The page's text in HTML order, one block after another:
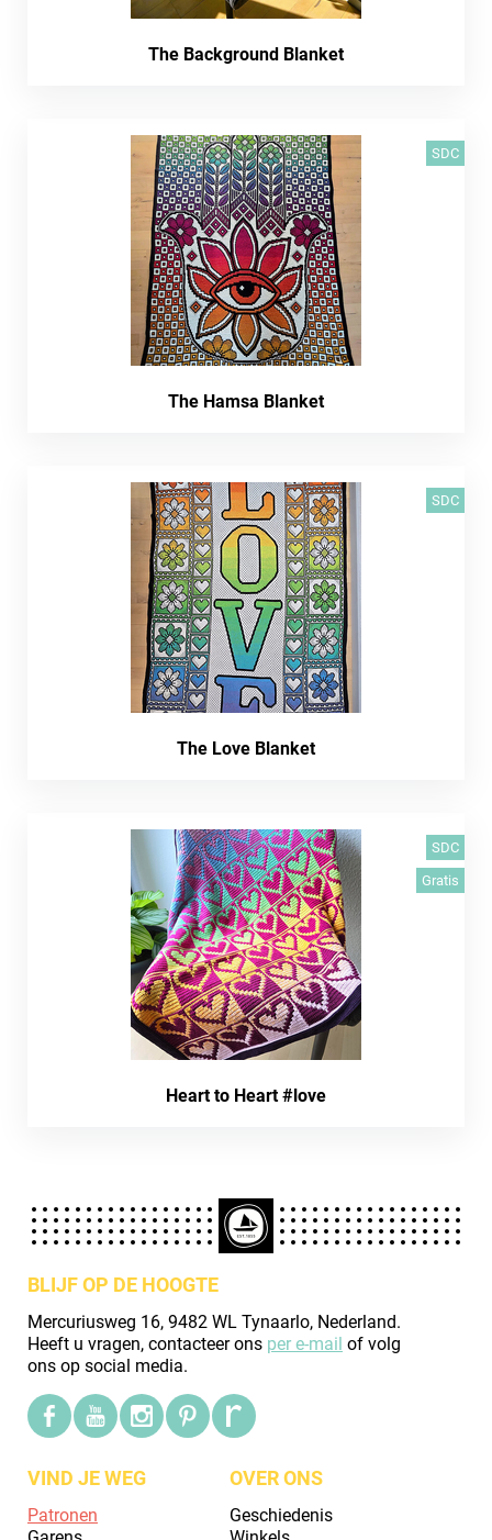
The Background Blanket
SDC
The Hamsa Blanket
SDC
The Love Blanket
SDC
Gratis
Heart to Heart #love
BLIJF OP DE HOOGTE
Mercuriusweg 16, 9482 WL Tynaarlo, Nederland.
Heeft u vragen, contacteer ons per e-mail of volg
ons op social media.
VIND JE WEG
Patronen
OVER ONS
Geschiedenis